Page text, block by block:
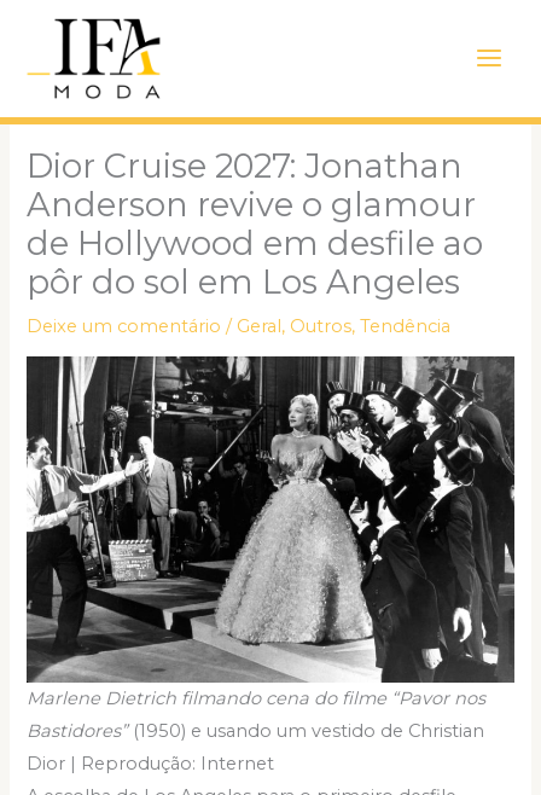
conteúdo
Menu
Dior Cruise 2027: Jonathan
Anderson revive o glamour
de Hollywood em desfile ao
pôr do sol em Los Angeles
Deixe um comentário / Geral, Outros,Tendência
Marlene Dietrich filmando cena do filme “Pavor nos
Bastidores”(1950) e usando um vestido de Christian
Dior | Reprodução: Internet